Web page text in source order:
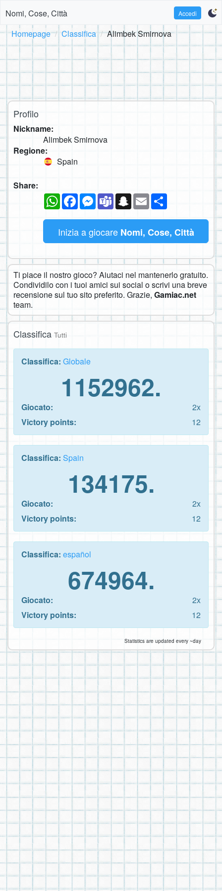
Nomi, Cose, Città Accedi
Homepage Classifica Alimbek Smirnova
Profilo
Nickname:
Alimbek Smirnova
Regione:
Spain
Share:
WhatsAppFacebookMessenger
TeamsSnapchat
Email
Inizia a giocare Nomi, Cose, Città
Ti piace il nostro gioco? Aiutaci nel mantenerlo gratuito.
Condividilo con i tuoi amici sui social o scrivi una breve
recensione sul tuo sito preferito. Grazie, Gamiac.net
team.
Classifica Tutti
Classifica: Globale
1152962.
Giocato:
2x
Victory points:
12
Classifica: Spain
134175.
Giocato:
2x
Victory points:
12
Classifica: español
674964.
Giocato:
2x
Victory points:
12
Statistics are updated every ~day